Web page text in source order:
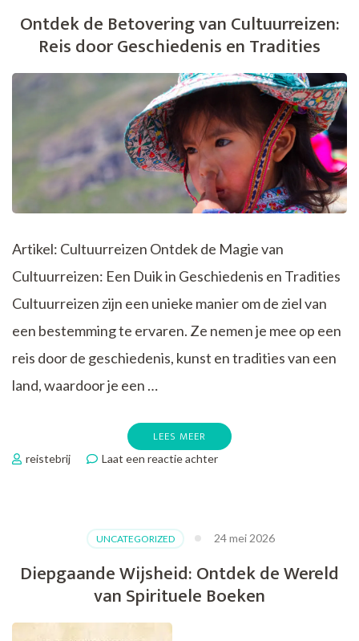
Sleutel
tot
Avonturen
Ontdek de Betovering van Cultuurreizen:
Reis door Geschiedenis en Tradities
Artikel: Cultuurreizen Ontdek de Magie van
Cultuurreizen: Een Duik in Geschiedenis en Tradities
Cultuurreizen zijn een unieke manier om de ziel van
een bestemming te ervaren. Ze nemen je mee op een
reis door de geschiedenis, kunst en tradities van een
land, waardoor je een …
LEES MEER
reistebrij Laat een reactie achterop
Cultuurreizen:
door
Geschiedenis
UNCATEGORIZED 24 mei 2026
Diepgaande Wijsheid: Ontdek de Wereld
van Spirituele Boeken